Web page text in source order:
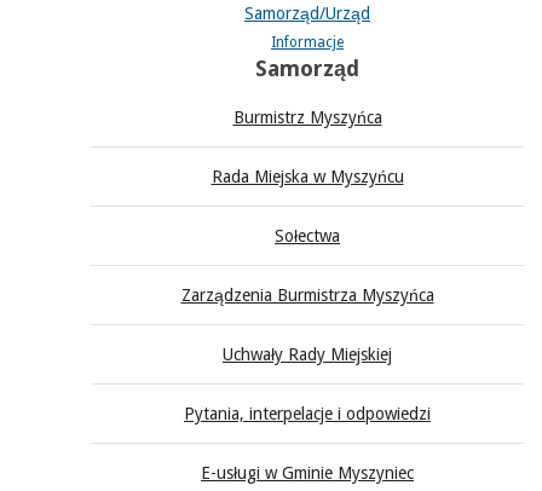
Samorząd/Urząd
Informacje
Samorząd
Burmistrz Myszyńca
Rada Miejska w Myszyńcu
Sołectwa
Zarządzenia Burmistrza Myszyńca
Uchwały Rady Miejskiej
Pytania, interpelacje i odpowiedzi
E-usługi w Gminie Myszyniec